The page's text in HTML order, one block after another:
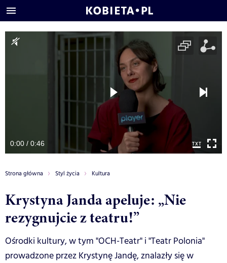
0:00 / 0:46
Strona główna Styl życia Kultura
Krystyna Janda apeluje: „Nie
rezygnujcie z teatru!”
Ośrodki kultury, w tym "OCH-Teatr" i "Teatr Polonia"
prowadzone przez Krystynę Jandę, znalazły się w